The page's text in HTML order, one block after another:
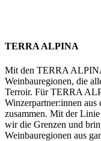
TERRA ALPINA
Mit den TERRA
Weinbauregionen, die
Terroir. Für TERRA
Winzerpartner:innen
zusammen. Mit der
wir die Grenzen und
Weinbauregionen aus